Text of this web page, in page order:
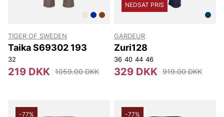
TIGER OF SWEDEN
Taika S69302 193
32
219 DKK 1059.00 DKK
NEDSAT PRIS
GARDEUR
Zuri128
36 40 44 46
329 DKK 919.00 DKK
-77% -77%